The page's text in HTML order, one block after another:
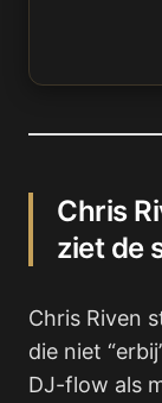
Chris
ziet de
Chris Riven
die niet
DJ-flow als